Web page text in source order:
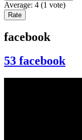
Average: 4 (1 vote)
facebook
53 facebook